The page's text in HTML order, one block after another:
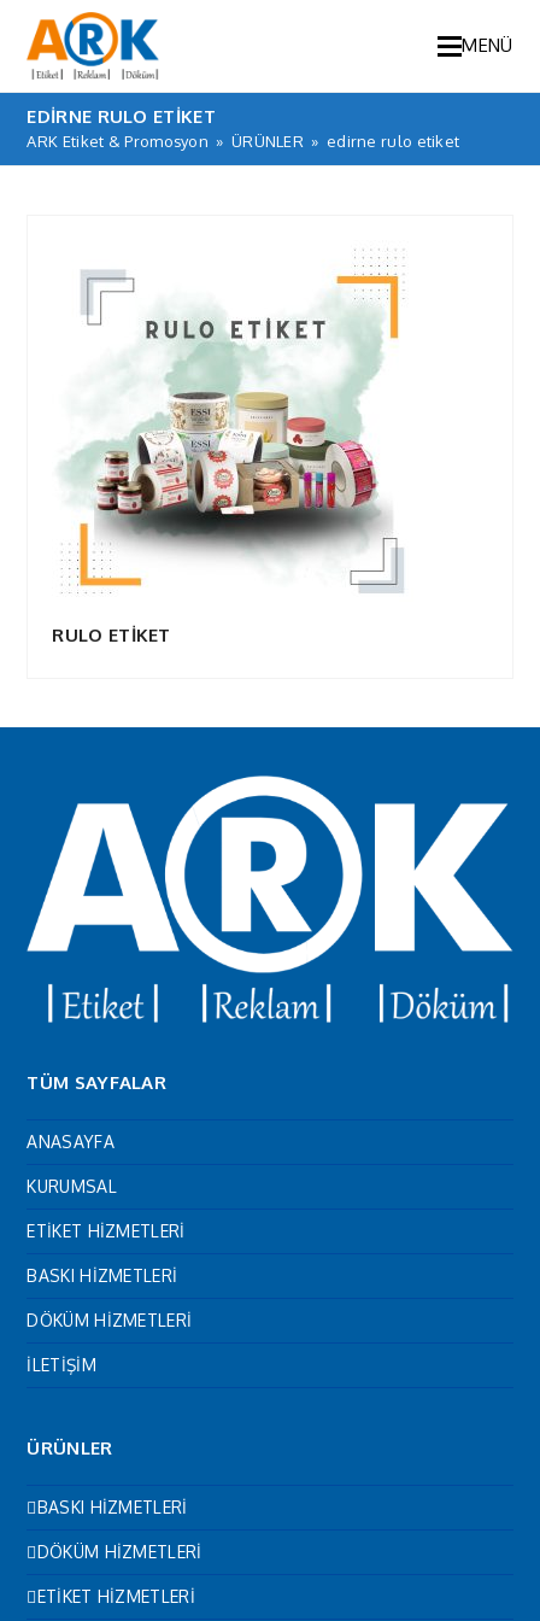
MENÜ
EDIRNE RULO ETIKET
ARK Etiket & Promosyon » ÜRÜNLER » edirne rulo etiket
RULO ETİKET
TÜM SAYFALAR
ANASAYFA
KURUMSAL
ETİKET HİZMETLERİ
BASKI HİZMETLERİ
DÖKÜM HİZMETLERİ
İLETİŞİM
ÜRÜNLER
BASKI HİZMETLERİ
DÖKÜM HİZMETLERİ
ETİKET HİZMETLERİ